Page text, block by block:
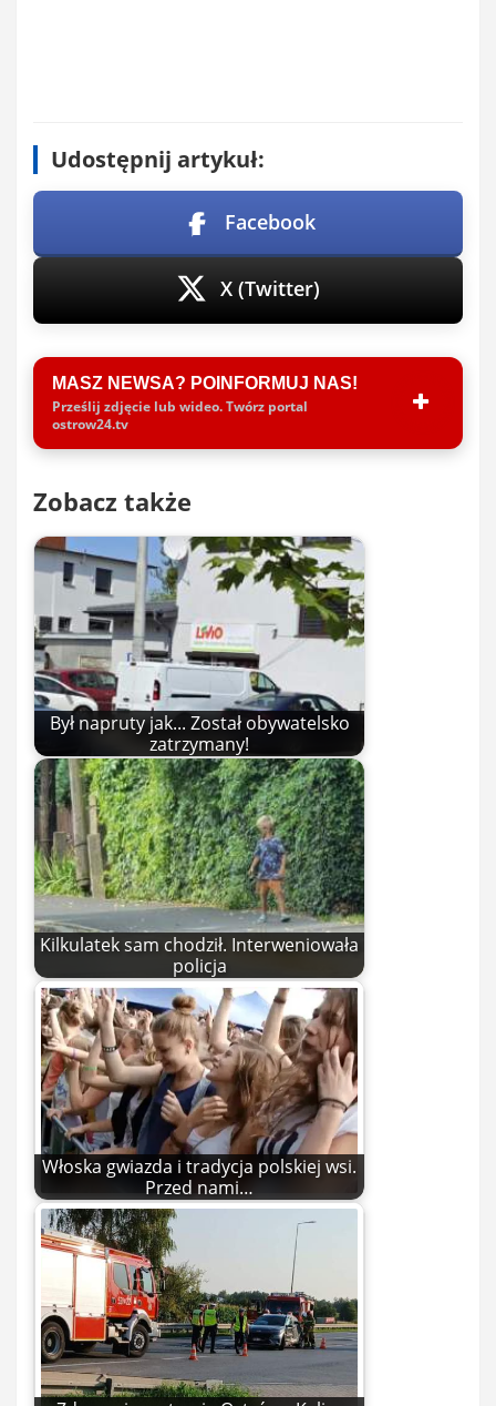
Udostępnij artykuł:
Facebook
X (Twitter)
MASZ NEWSA? POINFORMUJ NAS!
Prześlij zdjęcie lub wideo. Twórz portal
ostrow24.tv
Zobacz także
Był napruty jak... Został obywatelsko
zatrzymany!
Kilkulatek sam chodził. Interweniowała
policja
Włoska gwiazda i tradycja polskiej wsi.
Przed nami…